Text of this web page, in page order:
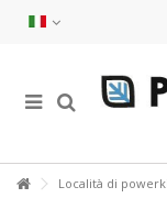
Località di